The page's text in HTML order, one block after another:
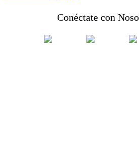
Conéctate con